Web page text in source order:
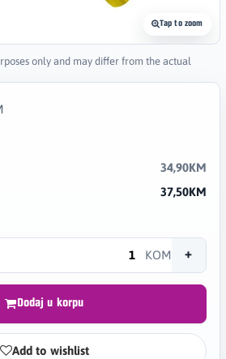
Tap to zoom
only and may differ from the actual
34,90KM
37,50KM
KOM +
Dodaj u korpu
Add to wishlist